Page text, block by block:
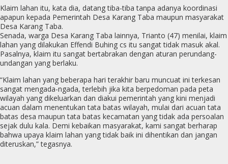
Klaim lahan itu, kata dia, datang tiba-tiba tanpa adanya koordinasi
apapun kepada Pemerintah Desa Karang Taba maupun masyarakat
Desa Karang Taba.
Senada, warga Desa Karang Taba lainnya, Trianto (47) menilai, klaim
lahan yang dilakukan Effendi Buhing cs itu sangat tidak masuk akal.
Pasalnya, klaim itu sangat bertabrakan dengan aturan perundang-
undangan yang berlaku.
“Klaim lahan yang beberapa hari terakhir baru muncuat ini terkesan
sangat mengada-ngada, terlebih jika kita berpedoman pada peta
wilayah yang dikeluarkan dan diakui pemerintah yang kini menjadi
acuan dalam menentukan tata batas wilayah, mulai dari acuan tata
batas desa maupun tata batas kecamatan yang tidak ada persoalan
sejak dulu kala. Demi kebaikan masyarakat, kami sangat berharap
bahwa upaya klaim lahan yang tidak baik ini dihentikan dan jangan
diteruskan,” tegasnya.